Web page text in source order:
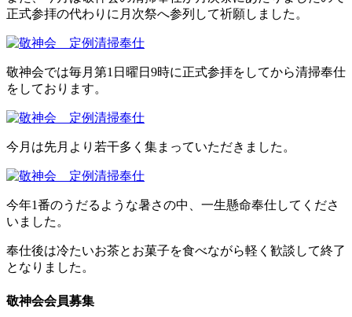
正式参拝の代わりに月次祭へ参列して祈願しました。
敬神会では毎月第1日曜日9時に正式参拝をしてから清掃奉仕
をしております。
今月は先月より若干多く集まっていただきました。
今年1番のうだるような暑さの中、一生懸命奉仕してくださ
いました。
奉仕後は冷たいお茶とお菓子を食べながら軽く歓談して終了
となりました。
敬神会会員募集